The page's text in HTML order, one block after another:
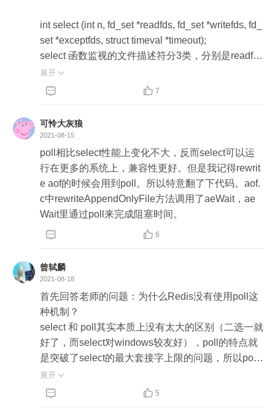
「单线程」，所以如果有任意请求在 Server 端发
生耗时（例如操作 bigkey，或一次请求数据过
多），就会导致后面的请求发生「排队」，业务端
就会感知到延迟增大，性能下降
操作，不再放在主线程处理，而是丢到后台线程慢
慢执行。例如，异步关闭 fd，异步释放内存、后台
AOF 刷盘这些操作。所以 Redis Server 其实是
「多线程」的，只不过最核心的处理请求逻辑是单
线程的，这点一定要区分开
课后题：在 Redis 事件驱动框架代码中，分别使用
了 Linux 系统上的 select 和 epoll 两种机制，你知
首先要明确一点，select 并不是只有 Linux 才支持
的，Windows 平台也支持。
而 Redis 针对不同操作系统，会选择不同的 IO 多
路复用机制来封装事件驱动框架，具体代码见 ae.
c。
// ae.c
#ifdef HAVE_EVPORT
nt maxevents, int timeout);
1. int epoll_create(int size);
的数目一共有多大，这个参数不同于select()中的第
是限制了epoll所能监听的描述符最大个数，在2.6.8
个动态的队列了。
当创建好epoll句柄后，它就会占用一个fd值，在linu
x下如果查看/proc/进程id/fd/，是能够看到这个fd
的，所以在使用完epoll后，必须调用close()关闭，
否则可能导致fd被耗尽。当某一进程调用epoll_creat
这个结构体中有两个成员与epoll的使用方式密切相
关。
eventpoll结构体如下所示：
struct eventpoll{
    // 红黑树的根节点，这棵树中存储着所有添加到e
poll中的需要监控的事件
    struct rb_root rbr;
    // 双链表中则存放着将要通过epoll_wait返回给用
户的满足条件的事件
int select (int n, fd_set *readfds, fd_set *writefds, fd_
set *exceptfds, struct timeval *timeout);
select 函数监视的文件描述符分3类，分别是readfd
s、writefds、和exceptfds。调用后select函数会阻
塞，直到有描述符就绪（有数据 可读、可写、或者
果立即返回设为null即可），函数返回。当select函
数返回后，可以 通过遍历fdset，来找到就绪的描述
符。
优点：
        select目前几乎在所有的平台(POSIX)上支持，
其良好跨平台支持也是它的一个优点。
        1、单个进程能够监视的文件描述符的数量存在
4。可以通过修改宏定义甚至重新编译内核的方式提
来说这个数目和系统内存关系很大。32位机默认是1
024个。64位机默认是2048.
        2、fd集合在内核被置位过，与传入的fd集合不
同，不可重用。重复进行FD_ZERO(&rset); FD_SE
T(fds[i],&rset);操作
        3、每次调⽤用select，都需要把fd集合从用户
态拷贝到内核态，这个开销在fd很多时会很大。
展开 
  7
可怜大灰狼
2021-08-15
poll相比select性能上变化不大，反而select可以运
行在更多的系统上，兼容性更好。但是我记得rewrit
e aof的时候会用到poll。所以特意翻了下代码。aof.
c中rewriteAppendOnlyFile方法调用了aeWait，ae
Wait里通过poll来完成阻塞时间。
  6
曾轼麟
2021-08-18
首先回答老师的问题：为什么Redis没有使用poll这
种机制？
select 和 poll其实本质上没有太大的区别（二选一就
好了，而select对windows较友好），poll的特点就
是突破了select的最大套接字上限的问题，所以poll
本身和select一样会存在，遍历所有套接字列表的情
况，而如果Redis当前存在大量无效或者空闲的连
展开 
  5